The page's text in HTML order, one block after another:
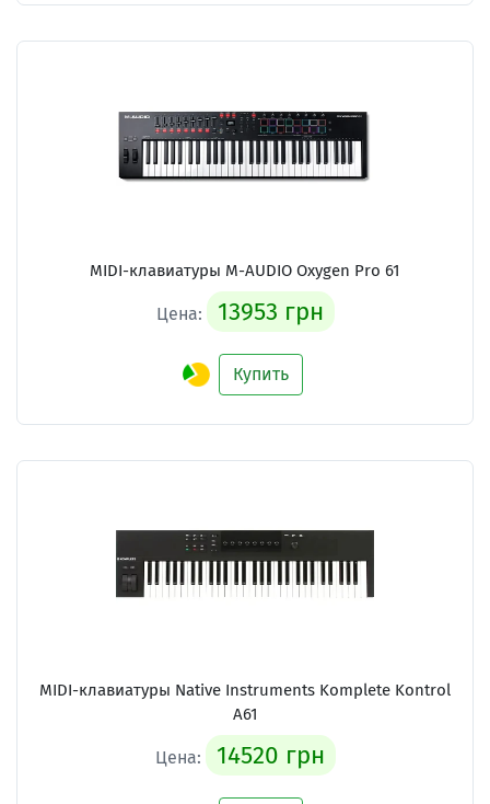
MIDI-клавиатуры M-AUDIO Oxygen Pro 61
Цена: 13953 грн
Купить
MIDI-клавиатуры Native Instruments Komplete Kontrol
A61
Цена: 14520 грн